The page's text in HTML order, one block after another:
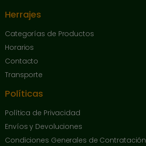
Herrajes
Categorías de Productos
Horarios
Contacto
Transporte
Políticas
Política de Privacidad
Envíos y Devoluciones
Condiciones Generales de Contratación